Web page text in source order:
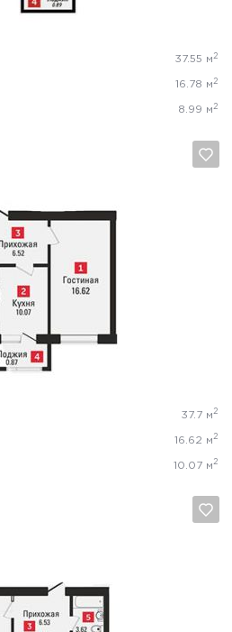
37.55 м 2
16.78 м 2
8.99 м 2
37.7 м 2
16.62 м 2
10.07 м 2
Да, удалить